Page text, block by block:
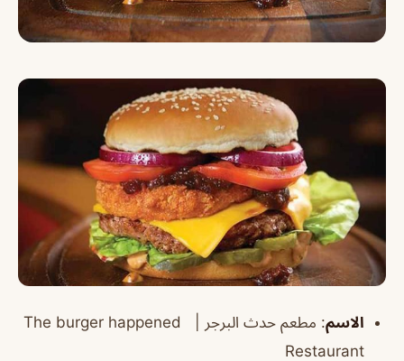
الاسم: مطعم حدث البرجر |
The burger happened
Restaurant